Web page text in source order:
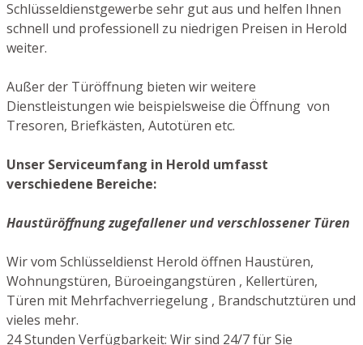
Schlüsseldienstgewerbe sehr gut aus und helfen Ihnen
schnell und professionell zu niedrigen Preisen in Herold
weiter.
Außer der Türöffnung bieten wir weitere
Dienstleistungen wie beispielsweise die Öffnung von
Tresoren, Briefkästen, Autotüren etc.
Unser Serviceumfang in Herold umfasst
verschiedene Bereiche:
Haustüröffnung zugefallener und verschlossener Türen
Wir vom Schlüsseldienst Herold öffnen Haustüren,
Wohnungstüren, Büroeingangstüren , Kellertüren,
Türen mit Mehrfachverriegelung , Brandschutztüren und
vieles mehr.
24 Stunden Verfügbarkeit: Wir sind 24/7 für Sie